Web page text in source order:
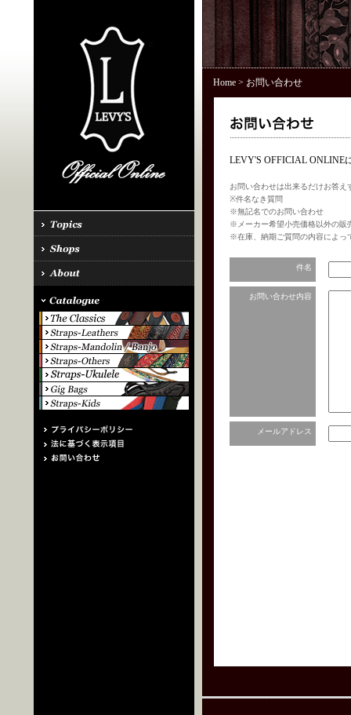
Home> お問い合わせ
LEVY'S OFFICIAL ONLINE
お問い合わせは出来るだけお答
※件名なき質問
※無記名でのお問い合わせ
※メーカー希望小売価格以外の販
※在庫、納期ご質問の内容によっ
件名
お問い合わせ内容
メールアドレス